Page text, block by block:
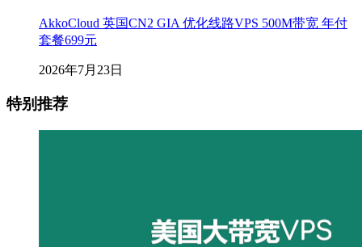
AkkoCloud 英国CN2 GIA 优化线路VPS 500M带宽 年付
套餐699元
2026年7月23日
特别推荐